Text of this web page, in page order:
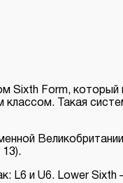
Sixth Form,
классом. Такая
Великобритании
13).
L6 и U6. Lower Sixth